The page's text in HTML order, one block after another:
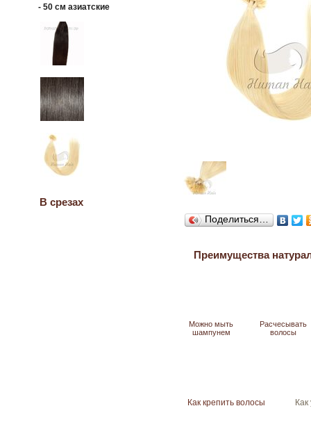
-50 см азиатские
В срезах
Поделиться…
Преимущества
Можно мыть
шампунем
Расчесывать
волосы
Как крепить волосы